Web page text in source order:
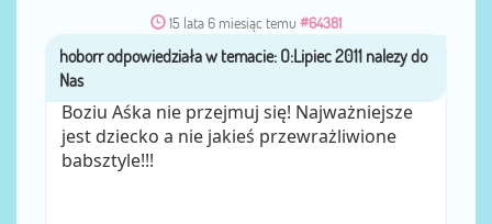
15 lata 6 miesiąc temu #64381
przezhoborr
Boziu Aśka nie przejmuj się! Najważniejsze
jest dziecko a nie jakieś przewrażliwione
babsztyle!!!